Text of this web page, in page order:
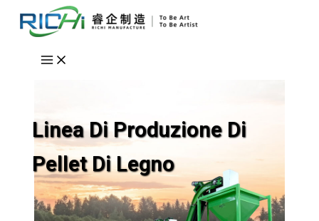
Linea Di Produzione Di
Pellet Di Legno